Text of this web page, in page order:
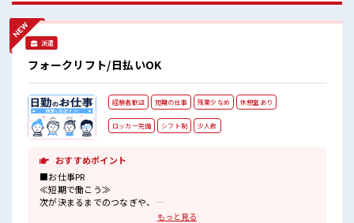
Point☆ 休憩室で自分タイム！ のんびりスマホチェック♪ 持
ち物が多いあなたにもぴったり☆ ロッカー付き職場♪
派遣
フォークリフト/日払いOK
経験者歓迎 短期の仕事 残業少なめ 休憩室あり
ロッカー完備 シフト制 少人数
おすすめポイント
■お仕事PR
≪短期で働こう≫
次が決まるまでのつなぎや、
ブランク明けの肩慣らしにも最適！
もっと見る